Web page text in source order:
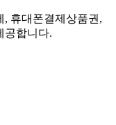
, 휴대폰결제상품권,
공합니다.